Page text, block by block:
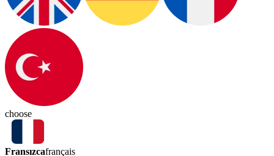
choose
Fransızcafrançais